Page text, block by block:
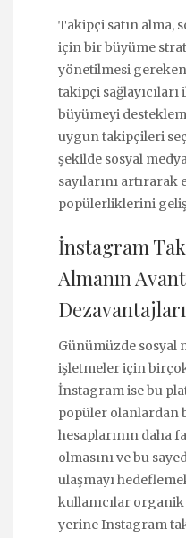
Takipçi satın alma,
için bir büyüme
yönetilmesi
takipçi sağlayıcıları
büyümeyi
uygun takipçileri
şekilde sosyal
sayılarını
popülerliklerini
İnstagram
Almanın
Günümüzde sosyal
işletmeler için
İnstagram ise bu
popüler olanlardan
hesaplarının daha
olmasını ve bu
ulaşmayı
kullanıcılar
yerine Instagram